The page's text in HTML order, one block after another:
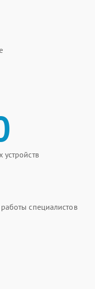
специалистов